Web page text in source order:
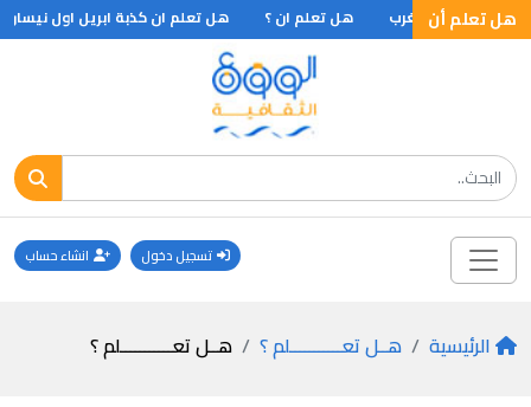
هل تعلم أن
ان ؟ المغرب هل تعلم ان ؟ هل تعلم ان كذبة ابريل اول نيسان
تسجيل دخول انشاء حساب
الرئيسية هــل تعـــــــــــلم ؟ هــل تعـــــــــــلم ؟